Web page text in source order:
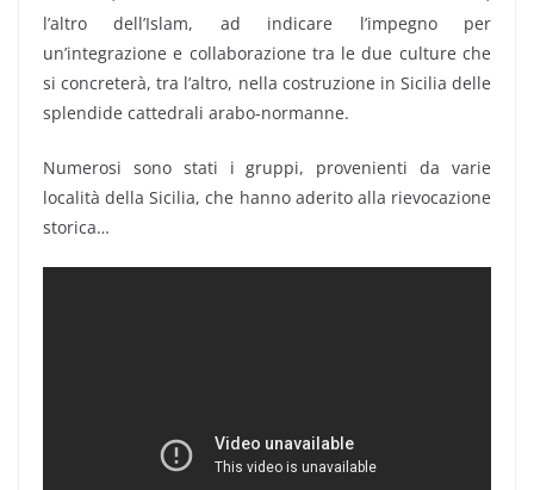
l’altro dell’Islam, ad indicare l’impegno per
un’integrazione e collaborazione tra le due culture che
si concreterà, tra l’altro, nella costruzione in Sicilia delle
splendide cattedrali arabo-normanne.
Numerosi sono stati i gruppi, provenienti da varie
località della Sicilia, che hanno aderito alla rievocazione
storica…